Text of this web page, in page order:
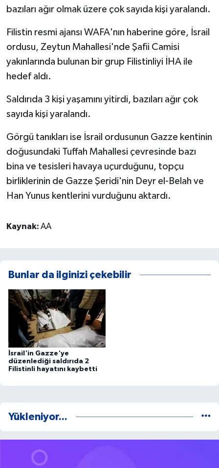
bazıları ağır olmak üzere çok sayıda kişi yaralandı.
Filistin resmi ajansı WAFA'nın haberine göre, İsrail
ordusu, Zeytun Mahallesi'nde Şafii Camisi
yakınlarında bulunan bir grup Filistinliyi İHA ile
hedef aldı.
Saldırıda 3 kişi yaşamını yitirdi, bazıları ağır çok
sayıda kişi yaralandı.
Görgü tanıkları ise İsrail ordusunun Gazze kentinin
doğusundaki Tuffah Mahallesi çevresinde bazı
bina ve tesisleri havaya uçurduğunu, topçu
birliklerinin de Gazze Şeridi'nin Deyr el-Belah ve
Han Yunus kentlerini vurduğunu aktardı.
Kaynak: AA
Bunlar da ilginizi çekebilir
İsrail'in Gazze'ye
düzenlediği saldırıda 2
Filistinli hayatını kaybetti
Yükleniyor...